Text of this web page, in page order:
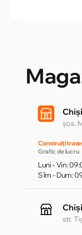
șos.
Construiți
Grafic de lucru
Luni - Vin:
Sîm - Dum:
str.